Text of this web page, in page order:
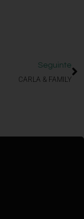
Seguinte
CARLA & FAMILY